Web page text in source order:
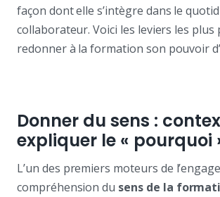
façon dont elle s’intègre dans le
collaborateur. Voici les leviers les
redonner à la formation son pouvoir
Donner du sens :
expliquer le « pourquoi
L’un des premiers moteurs de
compréhension du sens de la